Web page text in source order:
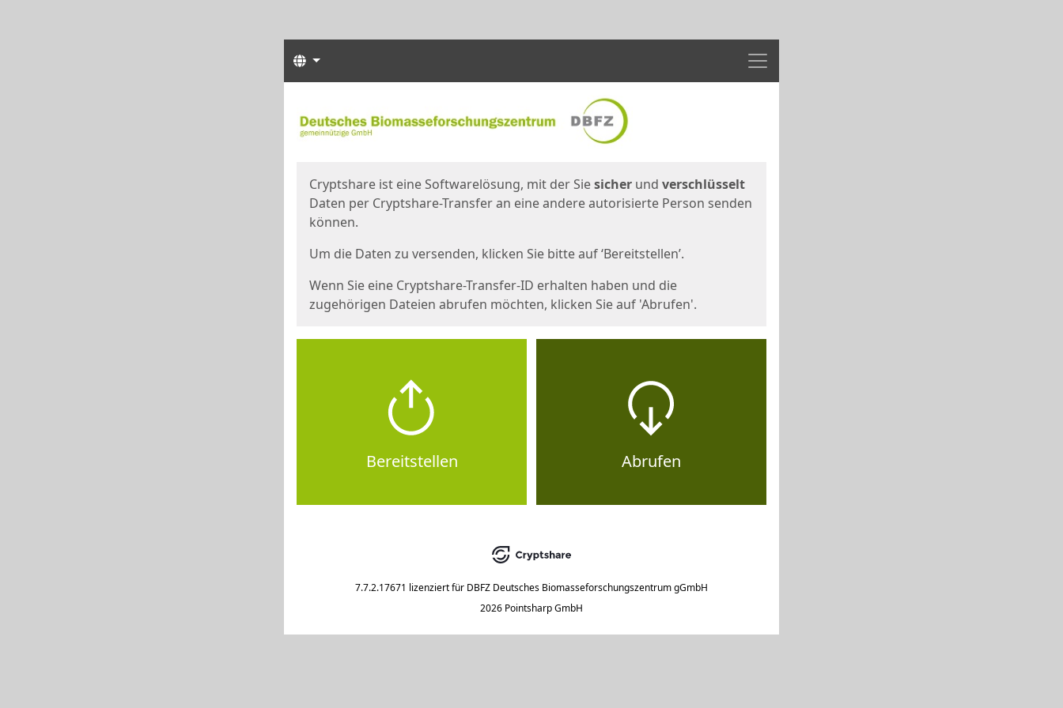
Menü
Sprachen
Cryptshare ist eine Softwarelösung, mit der Siesicher und verschlüsselt
Daten per Cryptshare-Transfer an eine andere autorisierte Person senden
können.
Um die Daten zu versenden, klicken Sie bitte auf ‘Bereitstellen’.
Wenn Sie eine Cryptshare-Transfer-ID erhalten haben und die
zugehörigen Dateien abrufen möchten, klicken Sie auf 'Abrufen'.
Bereitstellen Abrufen
7.7.2.17671 lizenziert für DBFZ Deutsches Biomasseforschungszentrum gGmbH
2026 Pointsharp GmbH